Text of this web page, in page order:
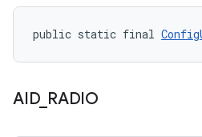
public static final
AID_ RADIO